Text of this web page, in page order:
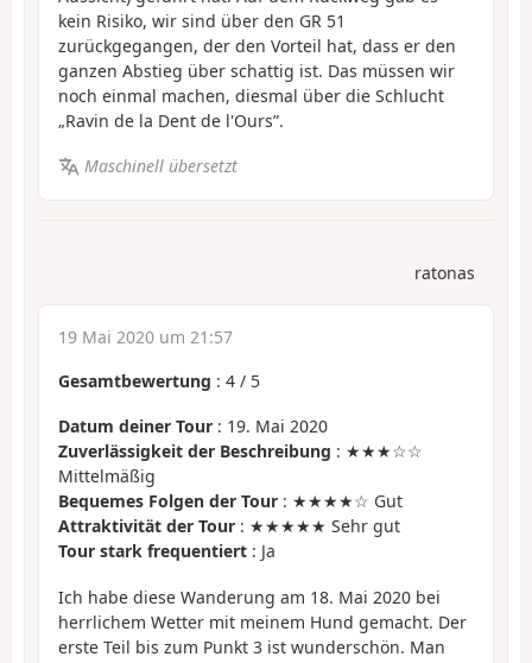
kein Risiko, wir sind über den GR 51
zurückgegangen, der den Vorteil hat, dass er den
ganzen Abstieg über schattig ist. Das müssen wir
noch einmal machen, diesmal über die Schlucht
„Ravin de la Dent de l'Ours”.
Maschinell übersetzt
ratonas
19 Mai 2020 um 21:57
Gesamtbewertung : 4 / 5
Datum deiner Tour : 19. Mai 2020
Zuverlässigkeit der Beschreibung : ★★★☆☆
Mittelmäßig
Bequemes Folgen der Tour : ★★★★☆ Gut
Attraktivität der Tour : ★★★★★ Sehr gut
Tour stark frequentiert : Ja
Ich habe diese Wanderung am 18. Mai 2020 bei
herrlichem Wetter mit meinem Hund gemacht. Der
erste Teil bis zum Punkt 3 ist wunderschön. Man